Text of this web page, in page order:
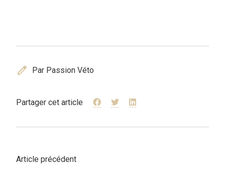
edit Par Passion Véto
Partager cet article
Article précédent